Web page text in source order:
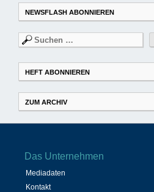
NEWSFLASH ABONNIEREN
Suchen
nach:
HEFT ABONNIEREN
ZUM ARCHIV
Das Unternehmen
Mediadaten
Kontakt